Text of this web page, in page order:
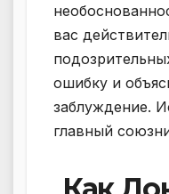
вас
ошибку и
заблуждение.
главный